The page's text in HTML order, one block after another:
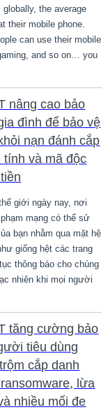
the average
their mobile phone.
can use their mobile
and so on… you
nâng cao bảo
đình để bảo vệ
nạn đánh cắp
tính và mã độc
giới ngày nay, nơi
mạng có thể sử
bạn nhằm qua mặt hệ
giống hệt các trang
thông báo cho chúng
nhiên khi mọi người
tăng cường bảo
tiêu dùng
cắp danh
lừa
nhiều mối đe